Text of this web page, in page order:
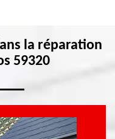
la réparation
59320